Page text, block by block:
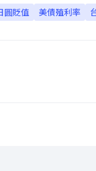
圓貶值 美債殖利率